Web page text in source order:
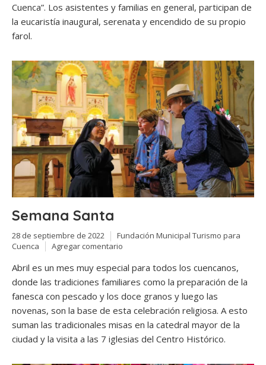
Cuenca”. Los asistentes y familias en general, participan de
la eucaristía inaugural, serenata y encendido de su propio
farol.
Semana Santa
28 de septiembre de 2022
Fundación Municipal Turismo para
Cuenca
Agregar comentario
Abril es un mes muy especial para todos los cuencanos,
donde las tradiciones familiares como la preparación de la
fanesca con pescado y los doce granos y luego las
novenas, son la base de esta celebración religiosa. A esto
suman las tradicionales misas en la catedral mayor de la
ciudad y la visita a las 7 iglesias del Centro Histórico.